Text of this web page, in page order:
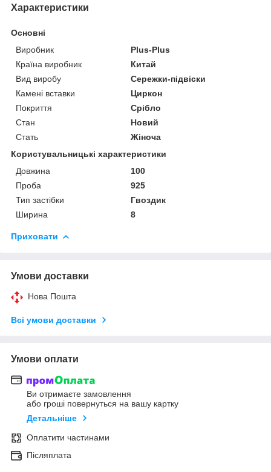
Характеристики
Основні
Виробник
Plus-Plus
Країна виробник
Китай
Вид виробу
Сережки-підвіски
Камені вставки
Циркон
Покриття
Срібло
Стан
Новий
Стать
Жіноча
Користувальницькі характеристики
Довжина
100
Проба
925
Тип застібки
Гвоздик
Ширина
8
Приховати
Умови доставки
Нова Пошта
Всі умови доставки
Умови оплати
Ви отримаєте замовлення
або гроші повернуться на вашу картку
Детальніше
Оплатити частинами
Післяплата